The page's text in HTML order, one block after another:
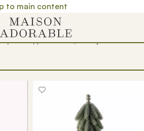
to main content
Производ oзначен „mala jelka“